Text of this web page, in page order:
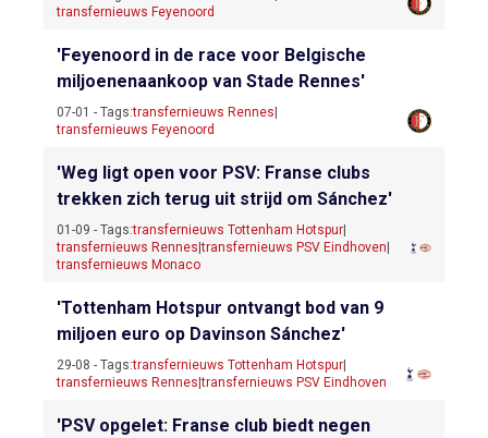
transfernieuws Feyenoord
'Feyenoord in de race voor Belgische
miljoenenaankoop van Stade Rennes'
07-01 - Tags:transfernieuws Rennes
transfernieuws Feyenoord
'Weg ligt open voor PSV: Franse clubs
trekken zich terug uit strijd om Sánchez'
01-09 - Tags:transfernieuws Tottenham Hotspur
transfernieuws Rennes |transfernieuws PSV Eindhoven
transfernieuws Monaco
'Tottenham Hotspur ontvangt bod van 9
miljoen euro op Davinson Sánchez'
29-08 - Tags:transfernieuws Tottenham Hotspur
transfernieuws Rennes |transfernieuws PSV Eindhoven
'PSV opgelet: Franse club biedt negen